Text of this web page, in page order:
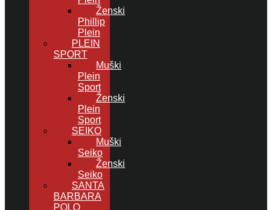
Ženski
Phillip
Plein
PLEIN
SPORT
Muški
Plein
Sport
Ženski
Plein
Sport
SEIKO
Muški
Seiko
Ženski
Seiko
SANTA
BARBARA
POLO